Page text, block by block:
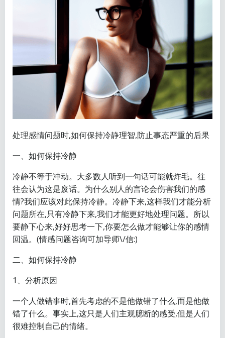
处理感情问题时,如何保持冷静理智,防止事态严重的后果
一、如何保持冷静
冷静不等于冲动。大多数人听到一句话可能就炸毛。往
往会认为这是废话。为什么别人的言论会伤害我们的感
情?我们应该对此保持冷静。冷静下来,这样我们才能分析
问题所在,只有冷静下来,我们才能更好地处理问题。所以
要静下心来,好好思考一下,你要怎么做才能够让你的感情
回温。(情感问题咨询可加导师\/信:)
二、如何保持冷静
1、分析原因
一个人做错事时,首先考虑的不是他做错了什么,而是他做
错了什么。事实上,这只是人们主观臆断的感受,但是人们
很难控制自己的情绪。